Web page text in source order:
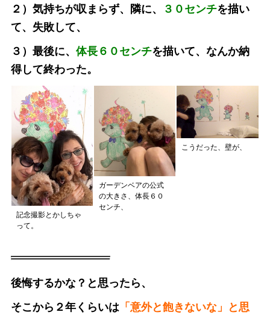
２）気持ちが収まらず、隣に、
３０センチを描い
て、失敗して、
３）最後に、 体長６０センチを描いて、なんか納
得して終わった。
記念撮影とかしちゃ
って。
ガーデンベアの公式
の大きさ、体長６０
センチ、
こうだった、壁が、
後悔するかな？と思ったら、
そこから２年くらいは 「意外と飽きないな」と思